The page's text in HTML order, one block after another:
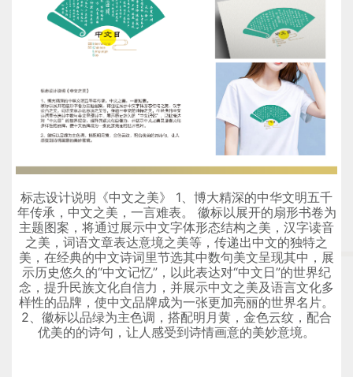
标志设计说明《中文之美》 1、博大精深的中华文明五千
年传承，中文之美，一言难表。 徽标以展开的扇形书卷为
主题图案，将通过展示中文字体形态结构之美，汉字读音
之美，词语文章表达意境之美等，传递出中文的独特之
美，在经典的中文诗词里节选其中数句美文呈现其中，展
示历史悠久的“中文记忆”，以此表达对“中文日”的世界纪
念，提升民族文化自信力，并展示中文之美及语言文化多
样性的品牌，使中文品牌成为一张更加亮丽的世界名片。
2、徽标以品绿为主色调，搭配明月黄，金色云纹，配合
优美的的诗句，让人感受到诗情画意的美妙意境。